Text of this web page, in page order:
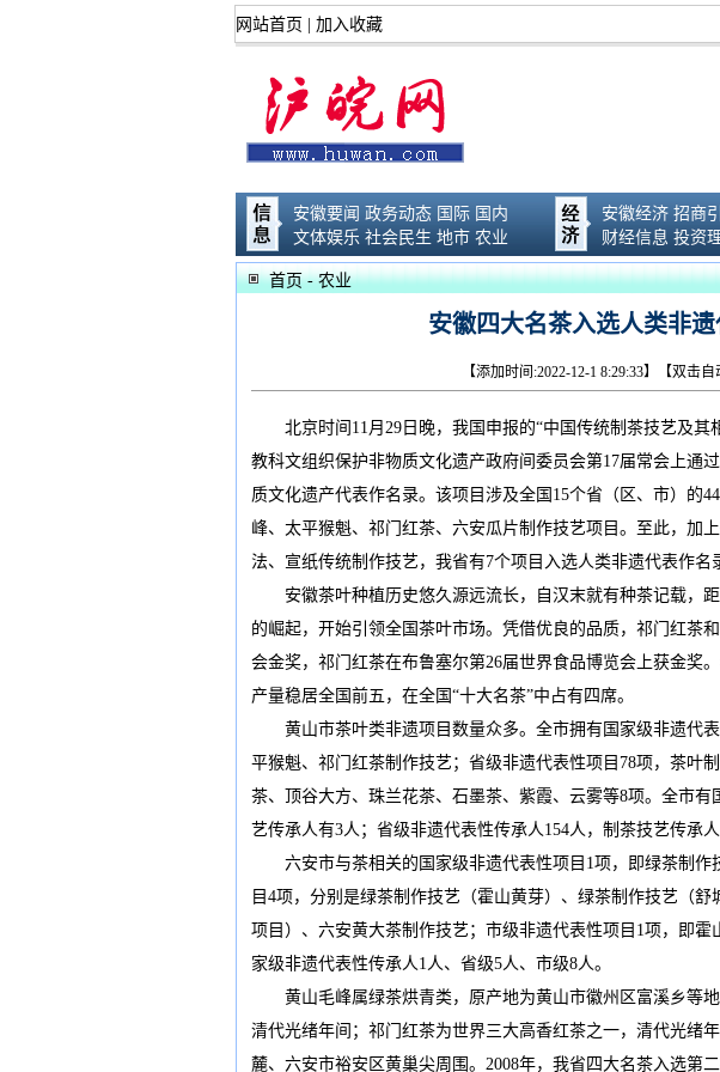
网站首页 加入收藏
安徽要闻 政务动态 国际 国内
文体娱乐 社会民生 地市 农业
安徽经济 招商
财经信息 投资
首页- 农业
安徽四大名茶入选人类非
【添加时间:2022-12-1 8:29:33】【双击自
北京时间11月29日晚，我国申报的“中国传统制茶技艺及其
教科文组织保护非物质文化遗产政府间委员会第17届常会上通
质文化遗产代表作名录。该项目涉及全国15个省（区、市）的
峰、太平猴魁、祁门红茶、六安瓜片制作技艺项目。至此，加
法、宣纸传统制作技艺，我省有7个项目入选人类非遗代表作名
安徽茶叶种植历史悠久源远流长，自汉末就有种茶记载，距
的崛起，开始引领全国茶叶市场。凭借优良的品质，祁门红茶
会金奖，祁门红茶在布鲁塞尔第26届世界食品博览会上获金奖
产量稳居全国前五，在全国“十大名茶”中占有四席。
黄山市茶叶类非遗项目数量众多。全市拥有国家级非遗代表
平猴魁、祁门红茶制作技艺；省级非遗代表性项目78项，茶叶
茶、顶谷大方、珠兰花茶、石墨茶、紫霞、云雾等8项。全市有
艺传承人有3人；省级非遗代表性传承人154人，制茶技艺传承人
六安市与茶相关的国家级非遗代表性项目1项，即绿茶制作
目4项，分别是绿茶制作技艺（霍山黄芽）、绿茶制作技艺（
项目）、六安黄大茶制作技艺；市级非遗代表性项目1项，即霍
家级非遗代表性传承人1人、省级5人、市级8人。
黄山毛峰属绿茶烘青类，原产地为黄山市徽州区富溪乡等
清代光绪年间；祁门红茶为世界三大高香红茶之一，清代光绪
麓、六安市裕安区黄巢尖周围。2008年，我省四大名茶入选第